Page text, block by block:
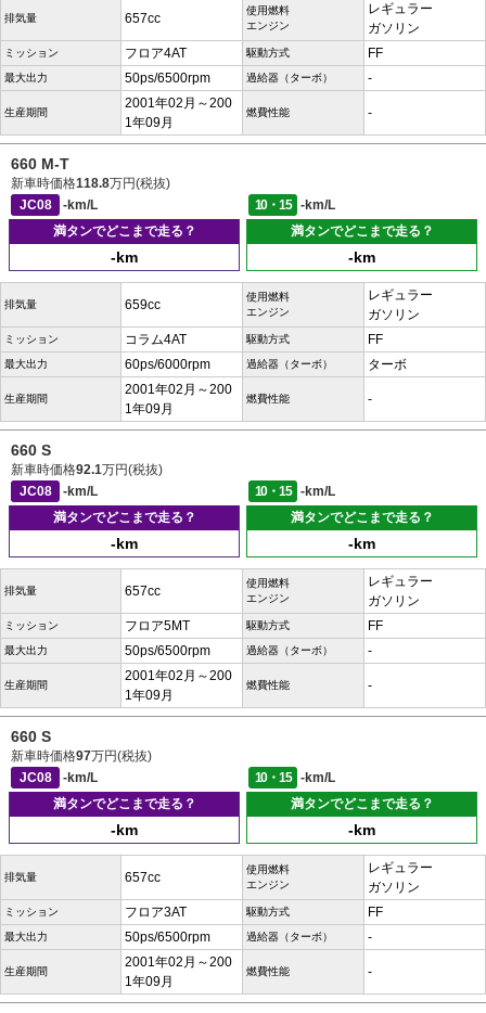
排気量 657cc
使用燃料
エンジン
レギュラー
ガソリン
ミッション フロア4AT 駆動方式 FF
最大出力 50ps/6500rpm 過給器（ターボ） -
生産期間
2001年02月～200
1年09月
燃費性能 -
660 M-T
新車時価格118.8万円(税抜)
JC08
-km/L 10・15
-km/L
満タンでどこまで走る？
-km
満タンでどこまで走る？
-km
排気量 659cc
使用燃料
エンジン
レギュラー
ガソリン
ミッション コラム4AT 駆動方式 FF
最大出力 60ps/6000rpm 過給器（ターボ） ターボ
生産期間
2001年02月～200
1年09月
燃費性能 -
660 S
新車時価格92.1万円(税抜)
JC08
-km/L 10・15
-km/L
満タンでどこまで走る？
-km
満タンでどこまで走る？
-km
排気量 657cc
使用燃料
エンジン
レギュラー
ガソリン
ミッション フロア5MT 駆動方式 FF
最大出力 50ps/6500rpm 過給器（ターボ） -
生産期間
2001年02月～200
1年09月
燃費性能 -
660 S
新車時価格97万円(税抜)
JC08
-km/L 10・15
-km/L
満タンでどこまで走る？
-km
満タンでどこまで走る？
-km
排気量 657cc
使用燃料
エンジン
レギュラー
ガソリン
ミッション フロア3AT 駆動方式 FF
最大出力 50ps/6500rpm 過給器（ターボ） -
生産期間
2001年02月～200
1年09月
燃費性能 -